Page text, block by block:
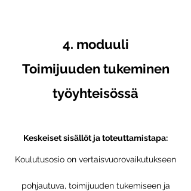
4. moduuli
Toimijuuden tukeminen
työyhteisössä
Keskeiset sisällöt ja toteuttamistapa:
Koulutusosio on vertaisvuorovaikutukseen
pohjautuva, toimijuuden tukemiseen ja